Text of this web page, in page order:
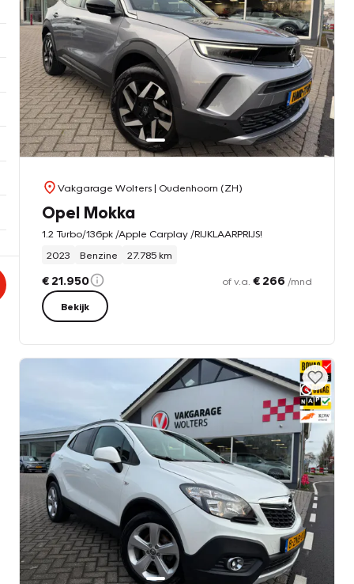
Vakgarage Wolters| Oudenhoorn (ZH)
Opel Mokka
1.2 Turbo/136pk /Apple Carplay /RIJKLAARPRIJS!
2023
Benzine 27.785 km
€ 21.950 of v.a. € 266 /mnd
Bekijk